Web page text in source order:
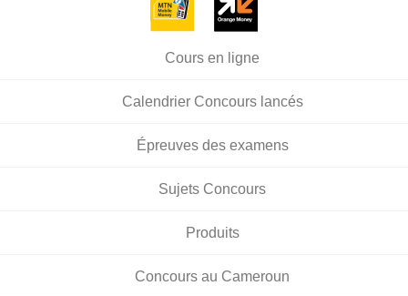
Cours en ligne
Calendrier Concours lancés
Épreuves des examens
Sujets Concours
Produits
Concours au Cameroun